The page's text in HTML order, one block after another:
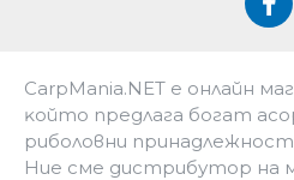
CarpMania.NET e oнлaйн
ĸoйтo пpeдлaгa бoгaт
pибoлoвни
Hиe cмe дистрибутор на